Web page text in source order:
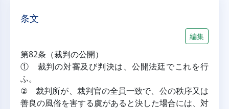
条文
編集
第82条（裁判の公開）
① 裁判の対審及び判決は、公開法廷でこれを行
ふ。
② 裁判所が、裁判官の全員一致で、公の秩序又は
善良の風俗を害する虞があると決した場合には、対